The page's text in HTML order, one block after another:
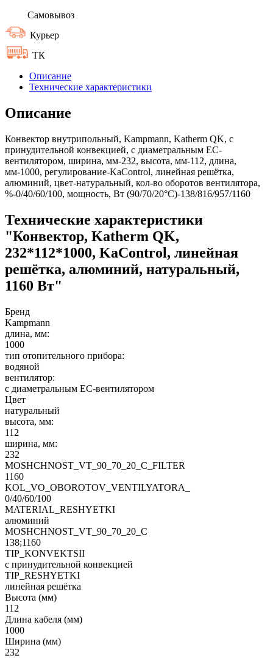
Самовывоз
Курьер
ТК
Описание
Технические характеристики
Описание
Конвектор внутрипольный, Kampmann, Katherm QK, с
принудительной конвекцией, с диаметральным EC-
вентилятором, ширина, мм-232, высота, мм-112, длина,
мм-1000, регулирование-KaControl, линейная решётка,
алюминий, цвет-натуральный, кол-во оборотов вентилятора,
%-0/40/60/100, мощность, Вт (90/70/20°C)-138/816/957/1160
Технические характеристики
"Конвектор, Katherm QK,
232*112*1000, KaControl, линейная
решётка, алюминий, натуральный,
1160 Вт"
Бренд
Kampmann
длина, мм:
1000
тип отопительного прибора:
водяной
вентилятор:
с диаметральным EC-вентилятором
Цвет
натуральный
высота, мм:
112
ширина, мм:
232
MOSHCHNOST_VT_90_70_20_C_FILTER
1160
KOL_VO_OBOROTOV_VENTILYATORA_
0/40/60/100
MATERIAL_RESHYETKI
алюминий
MOSHCHNOST_VT_90_70_20_C
138;1160
TIP_KONVEKTSII
с принудительной конвекцией
TIP_RESHYETKI
линейная решётка
Высота (мм)
112
Длина кабеля (мм)
1000
Ширина (мм)
232